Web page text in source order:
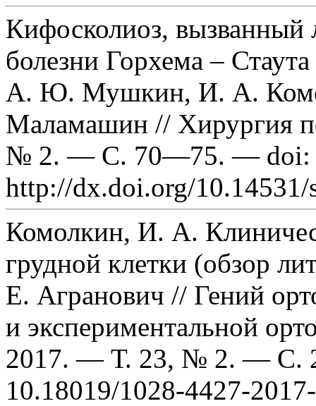
Кифосколиоз,
болезни Горхема –
А. Ю. Мушкин, И. А.
Маламашин // Хирургия
№ 2. — С. 70—75. — doi:
http://dx.doi.org/10.14531/
Комолкин, И. А.
грудной клетки (обзор
Е. Агранович // Гений
и экспериментальной
2017. — Т. 23, № 2. — С.
10.18019/1028-4427-